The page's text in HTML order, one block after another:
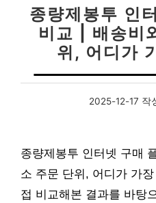
종량제봉투 인
비교 | 배송비
위, 어디가
2025-12-17 작
종량제봉투 인터넷 구매
소 주문 단위, 어디가 가
접 비교해본 결과를 바탕